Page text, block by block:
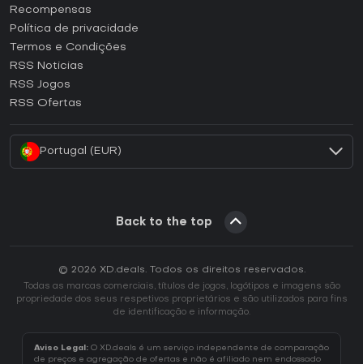
Como ativar uma CD Key Steam?
Como ativar uma CD Key Epic Games?
Como ativar uma CD Key GOG?
Como ativar uma CD Key Ubisoft Connect?
Recompensas
Política de privacidade
Termos e Condições
RSS Noticias
RSS Jogos
RSS Ofertas
Portugal (EUR)
Back to the top
© 2026 XD.deals. Todos os direitos reservados.
Todas as marcas comerciais, títulos de jogos, logótipos e imagens são
propriedade dos seus respetivos proprietários e são utilizados para fins
de identificação e informação.
Aviso Legal: O XD.deals é um serviço independente de comparação
de preços e agregação de ofertas e não é afiliado nem endossado